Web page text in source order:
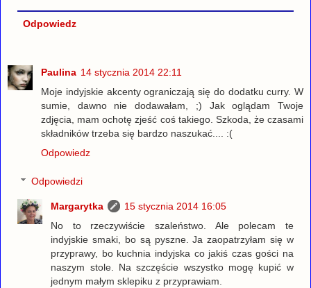
Odpowiedz
Paulina 14 stycznia 2014 22:11
Moje indyjskie akcenty ograniczają się do dodatku curry. W
sumie, dawno nie dodawałam, ;) Jak oglądam Twoje
zdjęcia, mam ochotę zjeść coś takiego. Szkoda, że czasami
składników trzeba się bardzo naszukać.... :(
Odpowiedz
Odpowiedzi
Margarytka
15 stycznia 2014 16:05
No to rzeczywiście szaleństwo. Ale polecam te
indyjskie smaki, bo są pyszne. Ja zaopatrzyłam się w
przyprawy, bo kuchnia indyjska co jakiś czas gości na
naszym stole. Na szczęście wszystko mogę kupić w
jednym małym sklepiku z przyprawiam.